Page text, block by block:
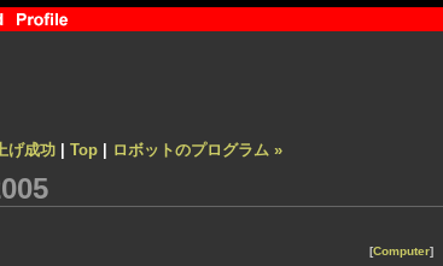
げ成功| Top| ロボットのプログラム »
[Computer]